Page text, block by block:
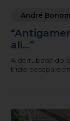
André
ali...”
A derrubada do
triste